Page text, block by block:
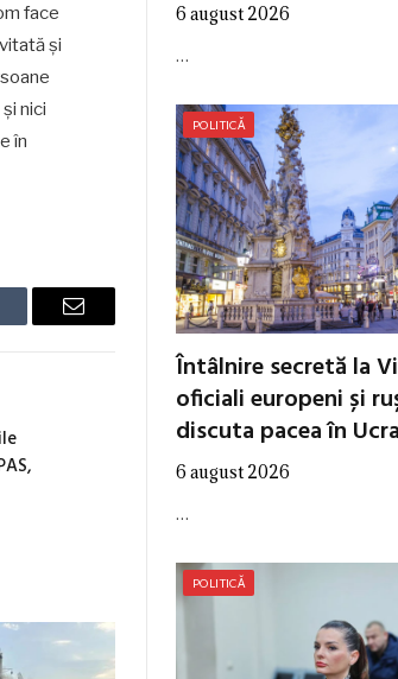
face
şi
nici
în
Email
6 august 2026
…
POLITICĂ
Întâlnire secretă la
oficiali europeni și
discuta pacea în
6 august 2026
…
POLITICĂ